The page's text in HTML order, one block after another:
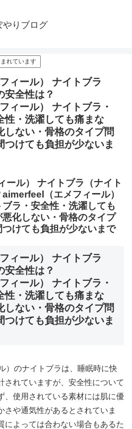
やりブログ
れています
ィール） ナイトブラ
安全性は？
ィール） ナイトブラ・
性・洗濯しても痛まな
しない・骨格のタイプ問
つけても負担が少ないま
ール） ナイトブラ（ナイト
（エメフィール）
ラ・安全性・洗濯しても
化しない・骨格のタイプ
けても負担が少ないまで
ィール） ナイトブラ
安全性は？
ィール） ナイトブラ・
性・洗濯しても痛まな
しない・骨格のタイプ問
つけても負担が少ないま
）のナイトブラは、睡眠時に快
されていますが、安全性について
、使用されている素材には肌に優
さや通気性があるとされていま
によっては合わない場合もあるた